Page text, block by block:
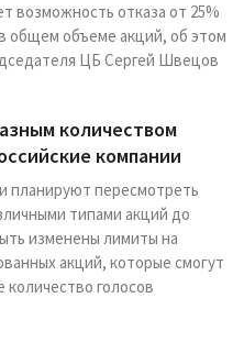
возможность отказа от 25%
общем объеме акций, об этом
ЦБ Сергей Швецов
количеством
компании
планируют пересмотреть
типами акций до
изменены лимиты на
акций, которые смогут
количество голосов